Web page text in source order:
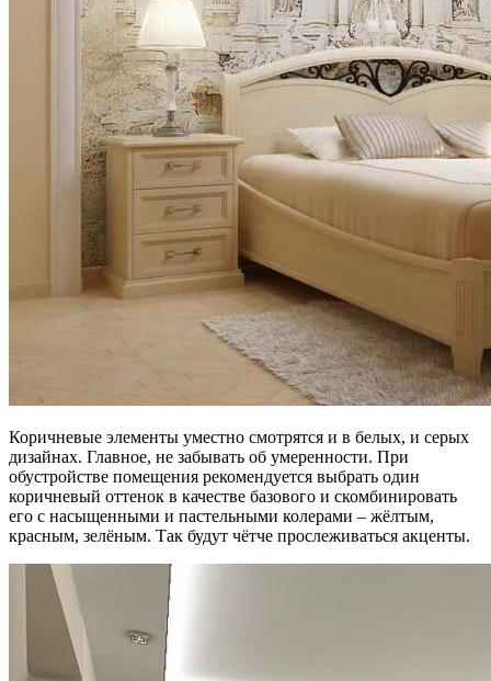
Коричневые элементы уместно смотрятся и в белых, и серых
дизайнах. Главное, не забывать об умеренности. При
обустройстве помещения рекомендуется выбрать один
коричневый оттенок в качестве базового и скомбинировать
его с насыщенными и пастельными колерами – жёлтым,
красным, зелёным. Так будут чётче прослеживаться акценты.